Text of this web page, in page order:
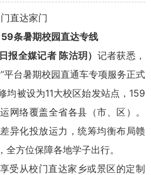
直达家门
条暑期校园直达专线
报全媒记者 陈沽玥） 记者获悉，
平台暑期校园直通车专项服务正式
均被设为11大校区始发站点，159
网络覆盖全省各县（市、区）。
异化投放运力，统筹均衡布局赣
方位保障各地学子出行。
受从校门直达家乡或景区的定制